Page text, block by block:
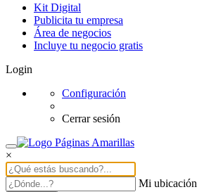
Kit Digital
Publicita tu empresa
Área de negocios
Incluye tu negocio gratis
Login
Configuración
Cerrar sesión
×
Mi ubicación